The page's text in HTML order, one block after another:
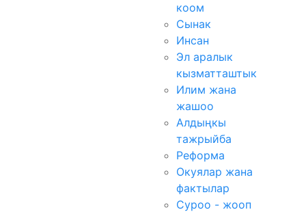
коом
Сынак
Инсан
Эл аралык
кызматташтык
Илим жана
жашоо
Алдыңкы
тажрыйба
Реформа
Окуялар жана
фактылар
Суроо - жооп